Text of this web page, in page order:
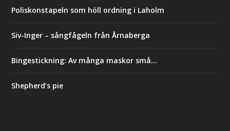
Poliskonstapeln som höll ordning i Laholm
Siv-Inger – sångfågeln från Årnaberga
Bingestickning: Av många maskor små…
Shepherd’s pie